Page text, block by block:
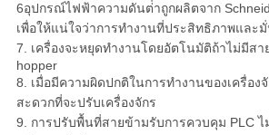
6อุปกรณ์ไฟฟ้าความดันต่ําถูกผลิตจาก
เพื่อให้แน่ใจว่าการทํางานที่ประสิทธิภาพและ
7. เครื่องจะหยุดทํางานโดยอัตโนมัติถ้าไม่มีส
hopper
8. เมื่อมีความผิดปกติในการทํางานของเครื่อง
สะดวกที่จะปรับเครื่องจักร
9. การปรับพื้นที่สายข้ามรับการควบคุม PLC ไ